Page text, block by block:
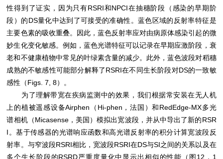
性得到了证实，因为只有RSRI和NPCI在抽穗阶段（感染的早期阶
段）的DS量化中达到了可接受的准确性。蓝色区域的反射率特征是
主要色素的吸收重叠。因此，蓝色反射率应对由病原体感染引起的微
妙生化变化敏感。例如，蓝色光谱特征可以记录在早期应激阶段，衰
老和不健康植物中常见的叶绿素含量的减少。此外，蓝色波段对稻穗
成熟的不敏感性可能部分解释了RSRI在不同生长阶段对DS的一致敏
感性（Figs. 7, 8）。
为了理解带宽在疾病监测中的效果，我们根据常安装在无人机
上的植被遥感设备Airphen（Hi-phen，法国）和RedEdge-MX多光
谱相机（Micasense，美国）模拟出宽波段，并从中导出了新的RSR
I。基于传感器的光谱响应函数和高光谱反射率的积分计算宽波段反
射率。与窄波段RSRI相比，宽波段RSRI在DS与SI之间的关系以及在
多个生长阶段的RSRD严重度量化中显示出相似的性能（图12，1